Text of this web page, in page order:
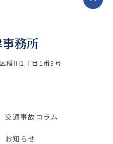
稲川1丁目1番3号
交通事故コラム
お知らせ